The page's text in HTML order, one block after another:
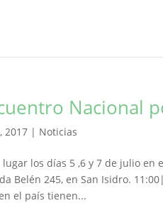
2017 | Noticias
los días 5 ,6 y 7 de julio en
Belén 245, en San Isidro.
el país tienen...